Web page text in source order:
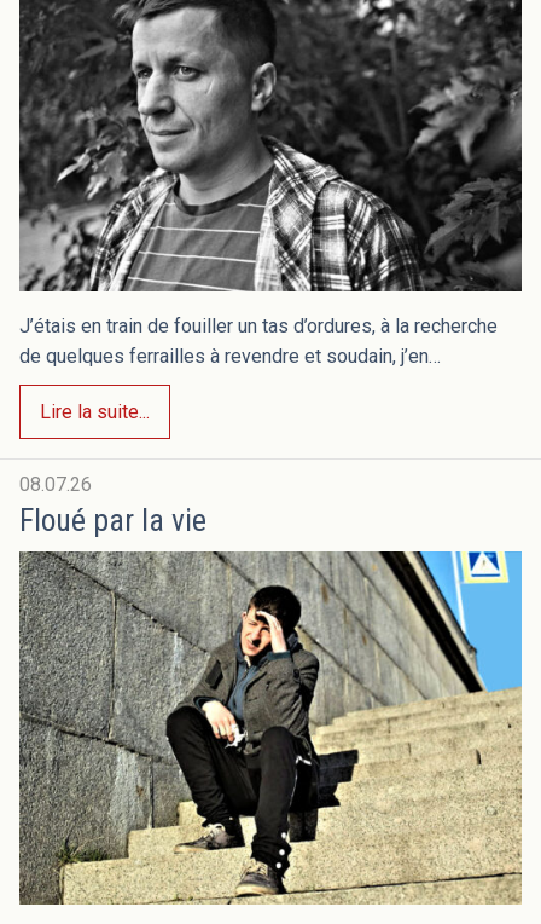
J’étais en train de fouiller un tas d’ordures, à la recherche
de quelques ferrailles à revendre et soudain, j’en…
Lire la suite...
08.07.26
Floué par la vie